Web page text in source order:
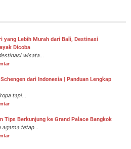
yang Lebih Murah dari Bali, Destinasi
Dicoba
wisata...
dari Indonesia | Panduan Lengkap
tapi...
Tips Berkunjung ke Grand Palace Bangkok
agama tetap...